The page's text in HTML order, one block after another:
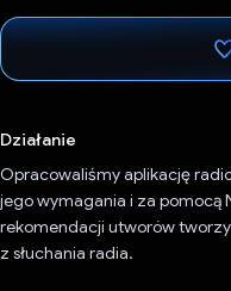
Działanie
Opracowaliśmy aplikację
jego wymagania i za pomocą
rekomendacji utworów
z słuchania radia.